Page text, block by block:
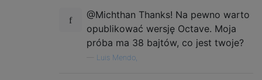
@Michthan Thanks! Na pewno warto
opublikować wersję Octave. Moja
próba ma 38 bajtów, co jest twoje?
Luis Mendo,